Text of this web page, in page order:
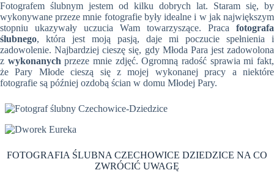
Fotografem ślubnym jestem od kilku dobrych lat. Staram się, by
wykonywane przeze mnie fotografie były idealne i w jak największym
stopniu ukazywały uczucia Wam towarzyszące. Praca fotografa
ślubnego, która jest moją pasją, daje mi poczucie spełnienia i
zadowolenie. Najbardziej cieszę się, gdy Młoda Para jest zadowolona
z wykonanych przeze mnie zdjęć. Ogromną radość sprawia mi fakt,
że Pary Młode cieszą się z mojej wykonanej pracy a niektóre
fotografie są później ozdobą ścian w domu Młodej Pary.
FOTOGRAFIA ŚLUBNA CZECHOWICE DZIEDZICE NA CO
ZWRÓCIĆ UWAGĘ